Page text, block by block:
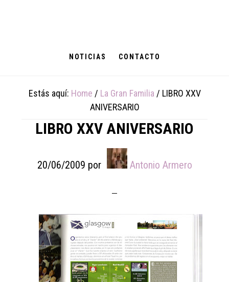
NOTICIAS CONTACTO
Estás aquí: Home / La Gran Familia / LIBRO XXV
ANIVERSARIO
LIBRO XXV ANIVERSARIO
20/06/2009 por Antonio Armero